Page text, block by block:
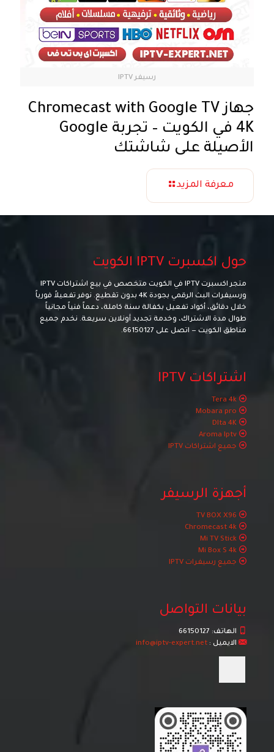
رسيفر IPTV
جهاز Chromecast with Google TV
4K في الكويت – تجربة Google
الأصيلة على شاشتك
معرفة المزيد
حول اكسبرت IPTV الكويت
متجر اكسبرت IPTV في الكويت متخصص في بيع اشتراكات IPTV
ورسيفرات البث الرقمي بجودة 4K بدون تقطيع. نوفر تفعيلاً فورياً
خلال دقائق، أكواد تفعيل بكفالة سنة كاملة، دعماً فنياً مجانياً
طوال مدة الاشتراك، وخدمة تجديد أونلاين سريعة. نخدم جميع
مناطق الكويت — اتصل على 66150127
.
اشتراكات IPTV
Tera 4k
Mobara pro
Dlta 4K
Aroma Iptv
جميع اشتراكات IPTV
أجهزة الرسيفر
TV BOX X96
Chromecast 4k
Mi TV Stick
Mi Box S 4k
جميع رسيفرات IPTV
بيانات التواصل
الهاتف: 66150127
الايميل : info@iptv-expert.net